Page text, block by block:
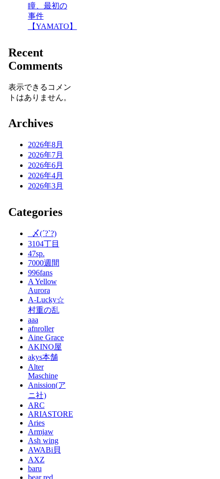
瞳、最初の
事件
【YAMATO】
Recent
Comments
表示できるコメン
トはありません。
Archives
2026年8月
2026年7月
2026年6月
2026年4月
2026年3月
Categories
_〆(´?`?)
3104丁目
47sp.
7000週間
996fans
A Yellow
Aurora
A-Lucky☆
村重の乱
aaa
afnroller
Aine Grace
AKINO屋
akys本舗
Alter
Maschine
Anission(ア
ニ社)
ARC
ARIASTORE
Aries
Armjaw
Ash wing
AWABi貝
AXZ
baru
bear red